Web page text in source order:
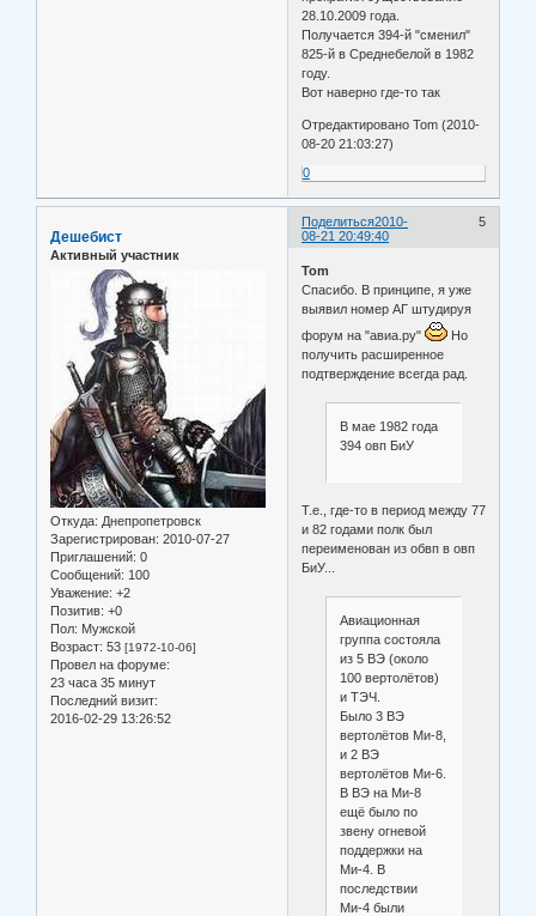
28.10.2009 года.
Получается 394-й "сменил"
825-й в Среднебелой в 1982
году.
Вот наверно где-то так
Отредактировано Tom (2010-
08-20 21:03:27)
0
Поделиться 5
2010-
08-21 20:49:40
Дешебист
Активный участник
Откуда: Днепропетровск
Зарегистрирован: 2010-07-27
Приглашений: 0
Сообщений: 100
Уважение: +2
Позитив: +0
Пол: Мужской
Возраст: 53 [1972-10-06]
Провел на форуме:
23 часа 35 минут
Последний визит:
2016-02-29 13:26:52
Tom
Спасибо. В принципе, я уже
выявил номер АГ штудируя
форум на "авиа.ру"
Но
получить расширенное
подтверждение всегда рад.
В мае 1982 года
394 овп БиУ
Т.е., где-то в период между 77
и 82 годами полк был
переименован из обвп в овп
БиУ...
Авиационная
группа состояла
из 5 ВЭ (около
100 вертолётов)
и ТЭЧ.
Было 3 ВЭ
вертолётов Ми-8,
и 2 ВЭ
вертолётов Ми-6.
В ВЭ на Ми-8
ещё было по
звену огневой
поддержки на
Ми-4. В
последствии
Ми-4 были